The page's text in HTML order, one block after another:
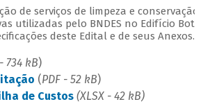
de serviços de limpeza e
utilizadas pelo BNDES no Edifício
deste Edital e de seus Anexos.
734 kB)
(PDF - 52 kB)
de Custos (XLSX - 42 kB)